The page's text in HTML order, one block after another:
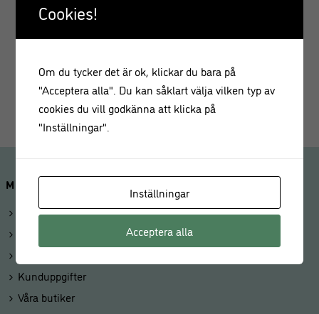
Honeysuckle. Påskägget är tillverkat i papper med ett
mönster av blommor, gröna blad och guldbård runt
Mått: 15 cm i diameter
MINA SIDOR
Logga in
Kunduppgifter
Våra butiker
Cookies!
Om du tycker det är ok, klickar du bara på
"Acceptera alla". Du kan såklart välja vilken typ av
cookies du vill godkänna att klicka på
"Inställningar".
Inställningar
Acceptera alla